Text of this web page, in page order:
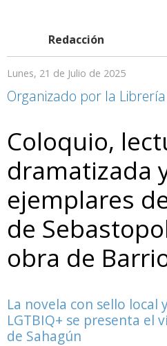
Redacción
Lunes, 21 de Julio de 2025
Organizado por la
Coloquio,
dramatizada
ejemplares
de
obra de
La novela con sello local
LGTBIQ+ se presenta el
de Sahagún